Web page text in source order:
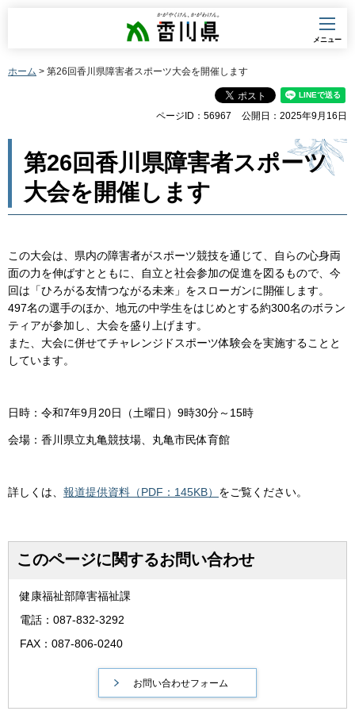
香川県
メニュー
ホーム > 第26回香川県障害者スポーツ大会を開催します
ページID：56967 公開日：2025年9月16日
第26回香川県障害者スポーツ
大会を開催します
この大会は、県内の障害者がスポーツ競技を通じて、自らの心身両
面の力を伸ばすとともに、自立と社会参加の促進を図るもので、今
回は「ひろがる友情つながる未来」をスローガンに開催します。
497名の選手のほか、地元の中学生をはじめとする約300名のボラン
ティアが参加し、大会を盛り上げます。
また、大会に併せてチャレンジドスポーツ体験会を実施することと
しています。
日時：令和7年9月20日（土曜日）9時30分～15時
会場：香川県立丸亀競技場、丸亀市民体育館
詳しくは、 報道提供資料（PDF：145KB） をご覧ください。
このページに関するお問い合わせ
健康福祉部障害福祉課
電話：087-832-3292
FAX：087-806-0240